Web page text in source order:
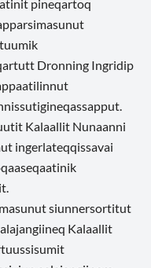
pineqartoq
Dronning Ingridip
Kalaallit Nunaanni
ingerlateqqissavai
siunnersortitut
Kalaallit